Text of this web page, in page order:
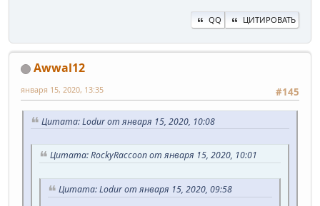
QQ ЦИТИРОВАТЬ
Awwal12
#145
января 15, 2020, 13:35
Цитата: Lodur от января 15, 2020, 10:08
Цитата: RockyRaccoon от января 15, 2020, 10:01
Цитата: Lodur от января 15, 2020, 09:58